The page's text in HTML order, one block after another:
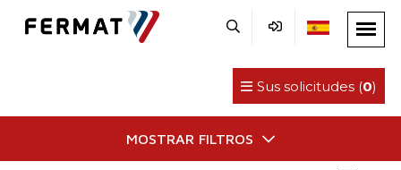
Sus solicitudes (0)
MOSTRAR FILTROS